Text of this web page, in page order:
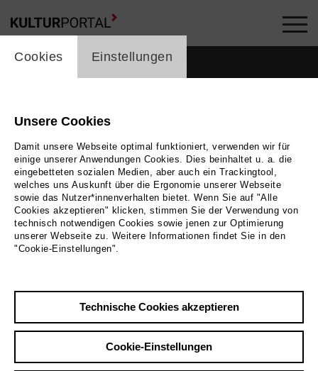
Zurück|Übersicht
In Filmen / Medien wie ...
cookie_layer
Cookies Einstellungen
Unsere Cookies
Damit unsere Webseite optimal funktioniert, verwenden wir für
einige unserer Anwendungen Cookies. Dies beinhaltet u. a. die
eingebetteten sozialen Medien, aber auch ein Trackingtool,
welches uns Auskunft über die Ergonomie unserer Webseite
sowie das Nutzer*innenverhalten bietet. Wenn Sie auf "Alle
Cookies akzeptieren" klicken, stimmen Sie der Verwendung von
technisch notwendigen Cookies sowie jenen zur Optimierung
unserer Webseite zu. Weitere Informationen findet Sie in den
"Cookie-Einstellungen".
Technische Cookies akzeptieren
Cookie-Einstellungen